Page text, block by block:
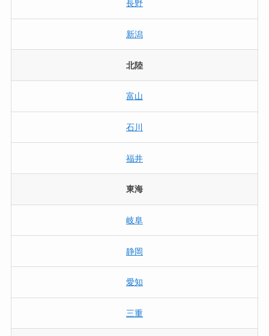
長野
新潟
北陸
富山
石川
福井
東海
岐阜
静岡
愛知
三重